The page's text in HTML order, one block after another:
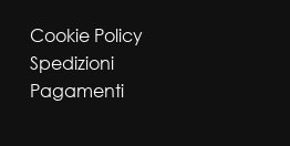
Cookie Policy
Spedizioni
Pagamenti